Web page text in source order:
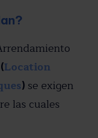
(Location
) se exigen
las cuales